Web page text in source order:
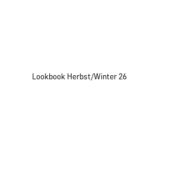
Lookbook Herbst/Winter 26